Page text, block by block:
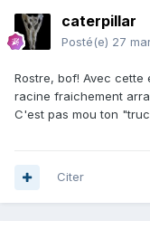
caterpillar
Posté(e) 27
Rostre, bof! Avec cette
racine fraichement
C'est pas mou ton
Citer